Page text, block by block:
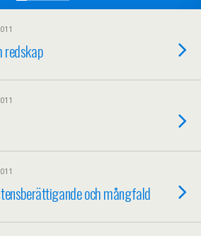
redskap
och mångfald